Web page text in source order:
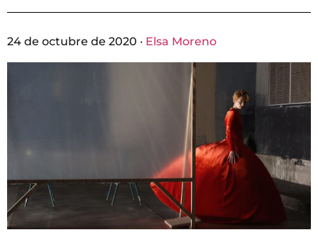
24 de octubre de 2020 · Elsa Moreno